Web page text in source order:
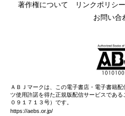
著作権について
リンクポリシー
お問い合
ＡＢＪマークは、この電子書店・電子書籍
ツ使用許諾を得た正規版配信サービスであ
０９１７１３号）です。
https://aebs.or.jp/